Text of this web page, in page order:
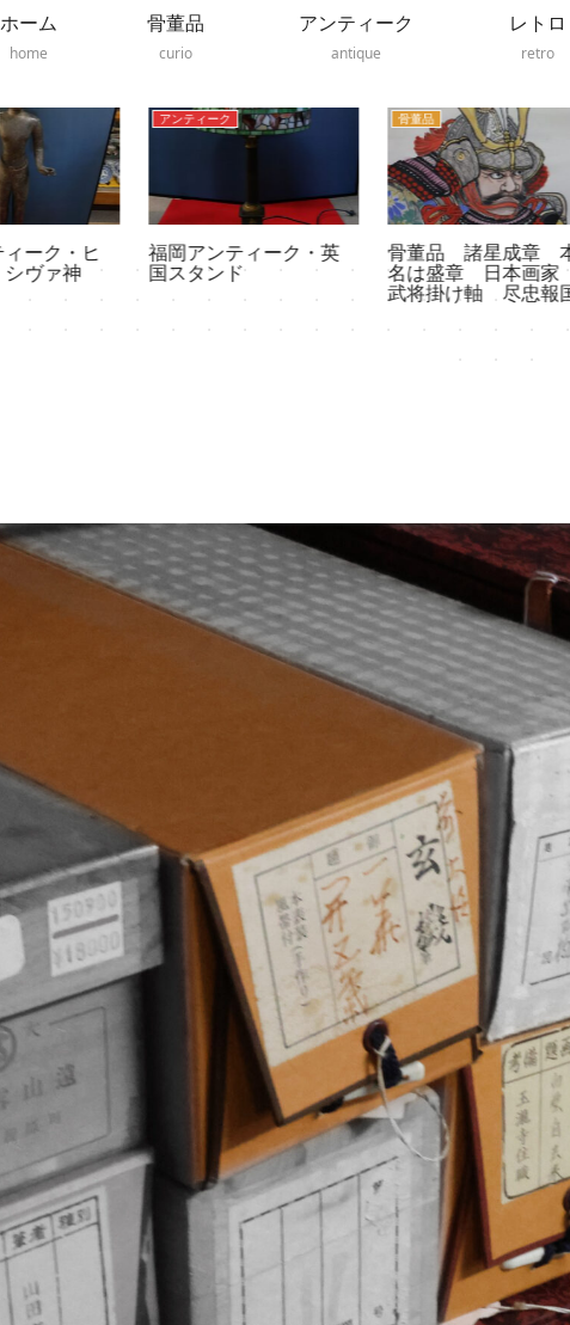
ホーム
home
骨董品
curio
アンティーク
antique
レトロ
retro
アンティーク
福岡アンティーク・英
国スタンド
骨董品
骨董品 諸星成章 本
名は盛章 日本画家
武将掛け軸 尽忠報国
骨董品
福岡
代兵
ラン